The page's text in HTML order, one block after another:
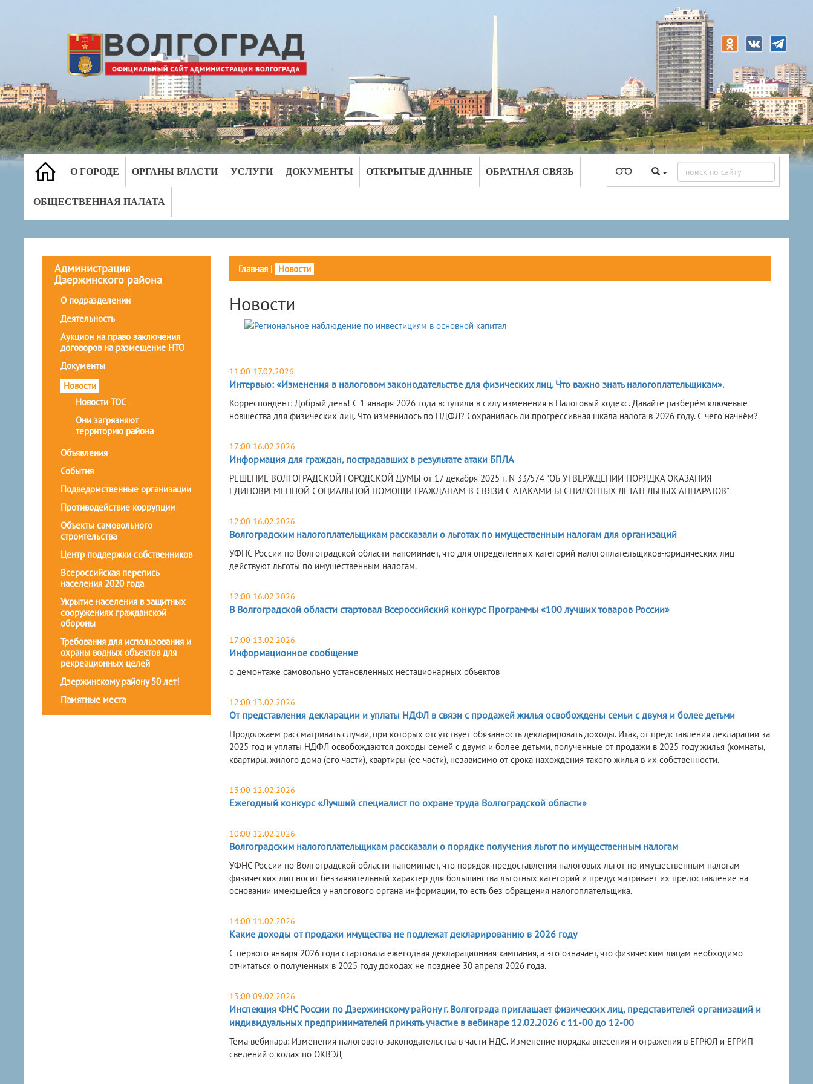
О ГОРОДЕ ОРГАНЫ ВЛАСТИ УСЛУГИ ДОКУМЕНТЫ ОТКРЫТЫЕ ДАННЫЕ ОБРАТНАЯ СВЯЗЬ
ОБЩЕСТВЕННАЯ ПАЛАТА
Администрация
Дзержинского района
О подразделении
Деятельность
Аукцион на право заключения
договоров на размещение НТО
Документы
Новости
Новости ТОС
Они загрязняют
территорию района
Объявления
События
Подведомственные организации
Противодействие коррупции
Объекты самовольного
строительства
Центр поддержки собственников
Всероссийская перепись
населения 2020 года
Укрытие населения в защитных
сооружениях гражданской
обороны
Требования для использования и
охраны водных объектов для
рекреационных целей
Дзержинскому району 50 лет!
Памятные места
Главная| Новости
Новости
11:00 17.02.2026
Интервью: «Изменения в налоговом законодательстве для физических лиц. Что важно знать налогоплательщикам».
Корреспондент: Добрый день! С 1 января 2026 года вступили в силу изменения в Налоговый кодекс. Давайте разберём ключевые
новшества для физических лиц. Что изменилось по НДФЛ? Сохранилась ли прогрессивная шкала налога в 2026 году. С чего начнём?
17:00 16.02.2026
Информация для граждан, пострадавших в результате атаки БПЛА
РЕШЕНИЕ ВОЛГОГРАДСКОЙ ГОРОДСКОЙ ДУМЫ от 17 декабря 2025 г. N 33/574 "ОБ УТВЕРЖДЕНИИ ПОРЯДКА ОКАЗАНИЯ
ЕДИНОВРЕМЕННОЙ СОЦИАЛЬНОЙ ПОМОЩИ ГРАЖДАНАМ В СВЯЗИ С АТАКАМИ БЕСПИЛОТНЫХ ЛЕТАТЕЛЬНЫХ АППАРАТОВ"
12:00 16.02.2026
Волгоградским налогоплательщикам рассказали о льготах по имущественным налогам для организаций
УФНС России по Волгоградской области напоминает, что для определенных категорий налогоплательщиков-юридических лиц
действуют льготы по имущественным налогам.
12:00 16.02.2026
В Волгоградской области стартовал Всероссийский конкурс Программы «100 лучших товаров России»
17:00 13.02.2026
Информационное сообщение
о демонтаже самовольно установленных нестационарных объектов
12:00 13.02.2026
От представления декларации и уплаты НДФЛ в связи с продажей жилья освобождены семьи с двумя и более детьми
Продолжаем рассматривать случаи, при которых отсутствует обязанность декларировать доходы. Итак, от представления декларации за
2025 год и уплаты НДФЛ освобождаются доходы семей с двумя и более детьми, полученные от продажи в 2025 году жилья (комнаты,
квартиры, жилого дома (его части), квартиры (ее части), независимо от срока нахождения такого жилья в их собственности.
13:00 12.02.2026
Ежегодный конкурс «Лучший специалист по охране труда Волгоградской области»
10:00 12.02.2026
Волгоградским налогоплательщикам рассказали о порядке получения льгот по имущественным налогам
УФНС России по Волгоградской области напоминает, что порядок предоставления налоговых льгот по имущественным налогам
физических лиц носит беззаявительный характер для большинства льготных категорий и предусматривает их предоставление на
основании имеющейся у налогового органа информации, то есть без обращения налогоплательщика.
14:00 11.02.2026
Какие доходы от продажи имущества не подлежат декларированию в 2026 году
С первого января 2026 года стартовала ежегодная декларационная кампания, а это означает, что физическим лицам необходимо
отчитаться о полученных в 2025 году доходах не позднее 30 апреля 2026 года.
13:00 09.02.2026
Инспекция ФНС России по Дзержинскому району г. Волгограда приглашает физических лиц, представителей организаций и
индивидуальных предпринимателей принять участие в вебинаре 12.02.2026 с 11-00 до 12-00
Тема вебинара: Изменения налогового законодательства в части НДС. Изменение порядка внесения и отражения в ЕГРЮЛ и ЕГРИП
сведений о кодах по ОКВЭД